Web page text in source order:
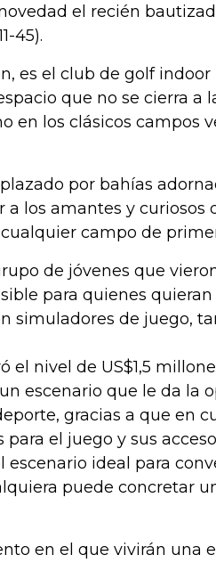
el recién
45).
es el club de golf
que no se cierra a
en los clásicos campos
por bahías
los amantes y curiosos
campo de
de jóvenes que
para quienes
simuladores de juego,
el nivel de US$1,5
escenario que le da la
gracias a que en
el juego y sus
ideal para
puede concretar
en el que vivirán una